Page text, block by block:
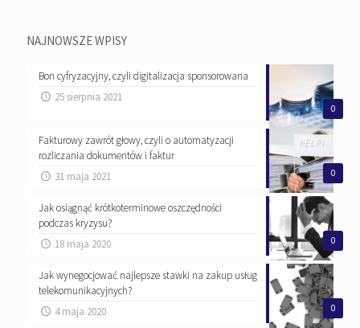
NAJNOWSZE WPISY
0
Bon cyfryzacyjny, czyli digitalizacja sponsorowana
25 sierpnia 2021
0
Fakturowy zawrót głowy, czyli o automatyzacji
rozliczania dokumentów i faktur
31 maja 2021
0
Jak osiągnąć krótkoterminowe oszczędności
podczas kryzysu?
18 maja 2020
0
Jak wynegocjować najlepsze stawki na zakup usług
telekomunikacyjnych?
4 maja 2020